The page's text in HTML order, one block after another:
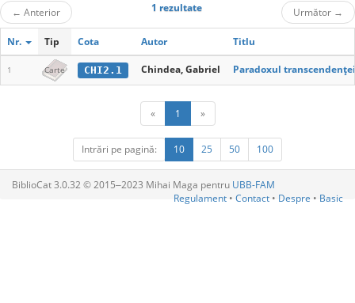
← Anterior 1 rezultate Următor →
Nr. Tip Cota Autor Titlu
1 Carte CHI2.1 Chindea, Gabriel Paradoxul
« 1 »
Intrări pe pagină: 10 25 50 100
BiblioCat 3.0.32 © 2015‒2023 Mihai Maga pentru UBB-FAM
Regulament • Contact • Despre • Basic